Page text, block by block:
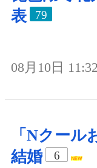
表
79
08月10日 11:32
「Nクール
結婚
6